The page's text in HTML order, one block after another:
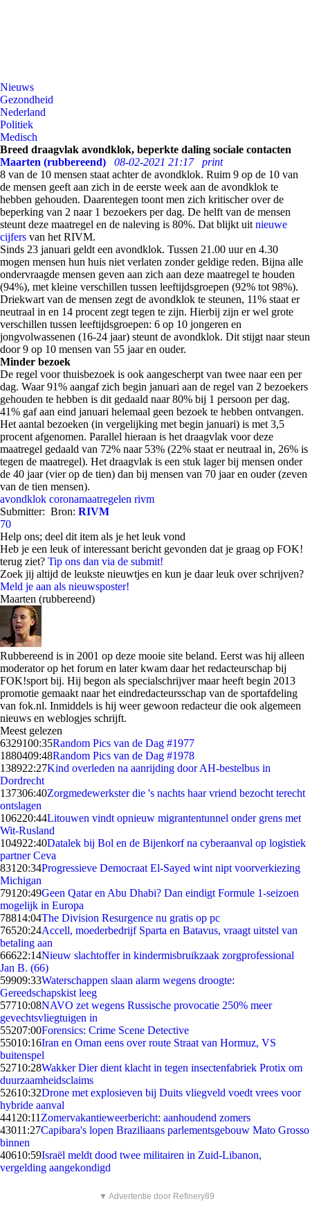
Nieuws
Gezondheid
Nederland
Politiek
Medisch
Breed draagvlak avondklok, beperkte daling sociale contacten
Maarten (rubbereend)
08-02-2021 21:17
print
8 van de 10 mensen staat achter de avondklok. Ruim 9 op de 10 van
de mensen geeft aan zich in de eerste week aan de avondklok te
hebben gehouden. Daarentegen toont men zich kritischer over de
beperking van 2 naar 1 bezoekers per dag. De helft van de mensen
steunt deze maatregel en de naleving is 80%. Dat blijkt uit nieuwe
cijfers van het RIVM.
Sinds 23 januari geldt een avondklok. Tussen 21.00 uur en 4.30
mogen mensen hun huis niet verlaten zonder geldige reden. Bijna alle
ondervraagde mensen geven aan zich aan deze maatregel te houden
(94%), met kleine verschillen tussen leeftijdsgroepen (92% tot 98%).
Driekwart van de mensen zegt de avondklok te steunen, 11% staat er
neutraal in en 14 procent zegt tegen te zijn. Hierbij zijn er wel grote
verschillen tussen leeftijdsgroepen: 6 op 10 jongeren en
jongvolwassenen (16-24 jaar) steunt de avondklok. Dit stijgt naar steun
door 9 op 10 mensen van 55 jaar en ouder.
Minder bezoek
De regel voor thuisbezoek is ook aangescherpt van twee naar een per
dag. Waar 91% aangaf zich begin januari aan de regel van 2 bezoekers
gehouden te hebben is dit gedaald naar 80% bij 1 persoon per dag.
41% gaf aan eind januari helemaal geen bezoek te hebben ontvangen.
Het aantal bezoeken (in vergelijking met begin januari) is met 3,5
procent afgenomen. Parallel hieraan is het draagvlak voor deze
maatregel gedaald van 72% naar 53% (22% staat er neutraal in, 26% is
tegen de maatregel). Het draagvlak is een stuk lager bij mensen onder
de 40 jaar (vier op de tien) dan bij mensen van 70 jaar en ouder (zeven
van de tien mensen).
avondklok coronamaatregelen rivm
Submitter: Bron: RIVM
70
Help ons; deel dit item als je het leuk vond
Heb je een leuk of interessant bericht gevonden dat je graag op FOK!
terug ziet? Tip ons dan via de submit!
Zoek jij altijd de leukste nieuwtjes en kun je daar leuk over schrijven?
Meld je aan als nieuwsposter!
Maarten (rubbereend)
Rubbereend is in 2001 op deze mooie site beland. Eerst was hij alleen
moderator op het forum en later kwam daar het redacteurschap bij
FOK!sport bij. Hij begon als specialschrijver maar heeft begin 2013
promotie gemaakt naar het eindredacteursschap van de sportafdeling
van fok.nl. Inmiddels is hij weer gewoon redacteur die ook algemeen
nieuws en weblogjes schrijft.
Meest gelezen
6329100:35Random Pics van de Dag #1977
1880409:48Random Pics van de Dag #1978
138922:27Kind overleden na aanrijding door AH-bestelbus in
Dordrecht
137306:40Zorgmedewerkster die 's nachts haar vriend bezocht terecht
ontslagen
106220:44Litouwen vindt opnieuw migrantentunnel onder grens met
Wit-Rusland
104922:40Datalek bij Bol en de Bijenkorf na cyberaanval op logistiek
partner Ceva
831 20:34Progressieve Democraat El-Sayed wint nipt voorverkiezing
Michigan
791 20:49Geen Qatar en Abu Dhabi? Dan eindigt Formule 1-seizoen
mogelijk in Europa
78814:04The Division Resurgence nu gratis op pc
76520:24Accell, moederbedrijf Sparta en Batavus, vraagt uitstel van
betaling aan
66622:14Nieuw slachtoffer in kindermisbruikzaak zorgprofessional
Jan B. (66)
59909:33Waterschappen slaan alarm wegens droogte:
Gereedschapskist leeg
57710:08NAVO zet wegens Russische provocatie 250% meer
gevechtsvliegtuigen in
55207:00Forensics: Crime Scene Detective
55010:16Iran en Oman eens over route Straat van Hormuz, VS
buitenspel
52710:28Wakker Dier dient klacht in tegen insectenfabriek Protix om
duurzaamheidsclaims
52610:32Drone met explosieven bij Duits vliegveld voedt vrees voor
hybride aanval
441 20:11 Zomervakantieweerbericht: aanhoudend zomers
43011:27Capibara's lopen Braziliaans parlementsgebouw Mato Grosso
binnen
40610:59Israël meldt dood twee militairen in Zuid-Libanon,
vergelding aangekondigd
▼ Advertentie door Refinery89